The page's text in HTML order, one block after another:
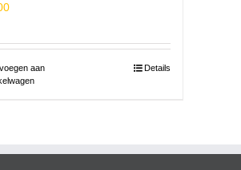
aan
Details